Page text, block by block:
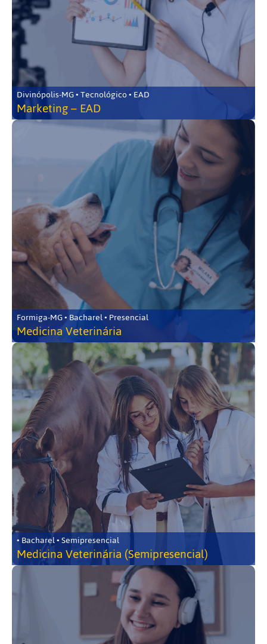
Divinópolis-MG • Tecnológico • EAD
Marketing – EAD
Formiga-MG • Bacharel • Presencial
Medicina Veterinária
• Bacharel • Semipresencial
Medicina Veterinária (Semipresencial)